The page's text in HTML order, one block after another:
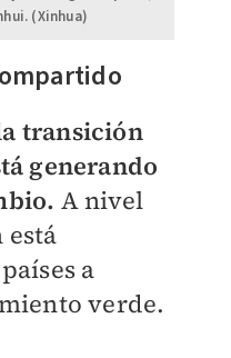
(Xinhua)
transición
generando
A nivel
a
verde.